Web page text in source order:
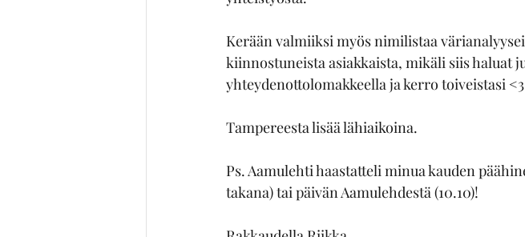
Kerään valmiiksi myös nimilistaa
kiinnostuneista asiakkaista, mikäli siis haluat
yhteydenottolomakkeella ja kerro toiveistasi <3
Tampereesta lisää lähiaikoina.
Ps. Aamulehti haastatteli minua kauden
takana) tai päivän Aamulehdestä (10.10)!